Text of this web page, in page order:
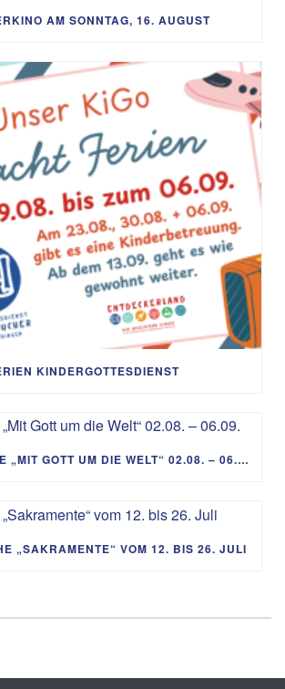
AM SONNTAG, 16. AUGUST
KINDERGOTTESDIENST
PREDIGTREIHE „MIT GOTT UM DIE WELT“ 02.08. – 06.09.
„SAKRAMENTE“ VOM 12. BIS 26. JULI